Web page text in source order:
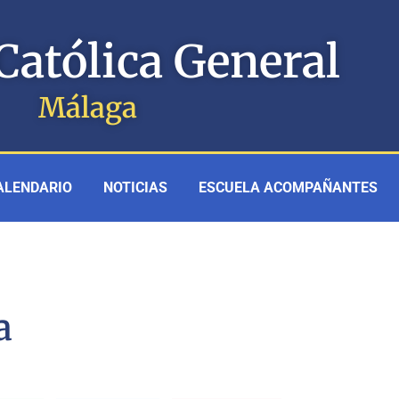
General
Málaga
NOTICIAS ESCUELA ACOMPAÑANTES